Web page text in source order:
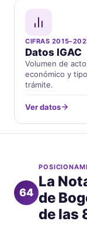
CIFRAS
Datos IGAC
Volumen de
económico y
trámite.
Ver datos
64
La
de
de las